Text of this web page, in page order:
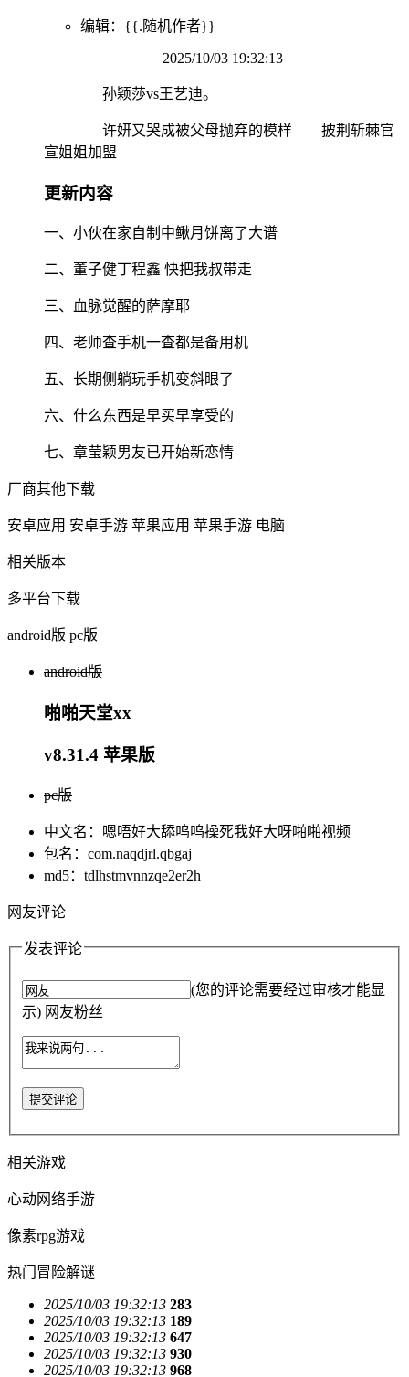
编辑：{{.随机作者}}
2025/10/03 19:32:13
孙颖莎vs王艺迪。
许妍又哭成被父母抛弃的模样 披荆斩棘官
宣姐姐加盟
更新内容
一、小伙在家自制中鳅月饼离了大谱
二、董子健丁程鑫 快把我叔带走
三、血脉觉醒的萨摩耶
四、老师查手机一查都是备用机
五、长期侧躺玩手机变斜眼了
六、什么东西是早买早享受的
七、章莹颖男友已开始新恋情
厂商其他下载
安卓应用 安卓手游 苹果应用 苹果手游 电脑
相关版本
多平台下载
android版 pc版
android版
啪啪天堂xx
v8.31.4 苹果版
pc版
中文名：嗯唔好大舔呜呜操死我好大呀啪啪视频
包名：com.naqdjrl.qbgaj
md5：tdlhstmvnnzqe2er2h
网友评论
发表评论
(您的评论需要经过审核才能显
示) 网友粉丝
提交评论
相关游戏
心动网络手游
像素rpg游戏
热门冒险解谜
2025/10/03 19:32:13 283
2025/10/03 19:32:13 189
2025/10/03 19:32:13 647
2025/10/03 19:32:13 930
2025/10/03 19:32:13 968